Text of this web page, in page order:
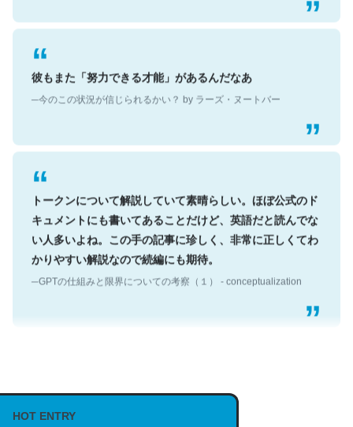
彼もまた「努力できる才能」があるんだなあ
─今のこの状況が信じられるかい？ by ラーズ・ヌートバー
トークンについて解説していて素晴らしい。ほぼ公式のド
キュメントにも書いてあることだけど、英語だと読んでな
い人多いよね。この手の記事に珍しく、非常に正しくてわ
かりやすい解説なので続編にも期待。
─GPTの仕組みと限界についての考察（１） - conceptualization
説してる記事が少ないので貴重な良記事。/続編来た
https://isobe324649.hatenablog.com/entry/2023/03/27
HOT ENTRY